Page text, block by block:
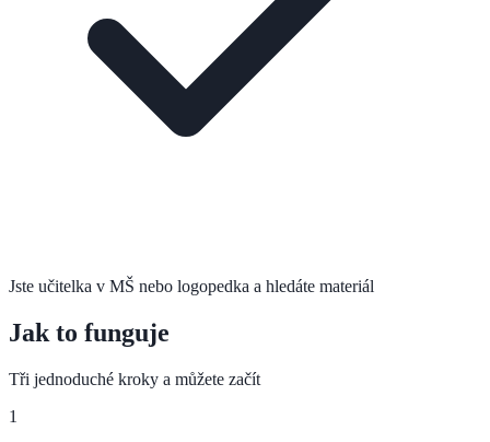
Jste učitelka v MŠ nebo logopedka a hledáte materiál
Jak to funguje
Tři jednoduché kroky a můžete začít
1